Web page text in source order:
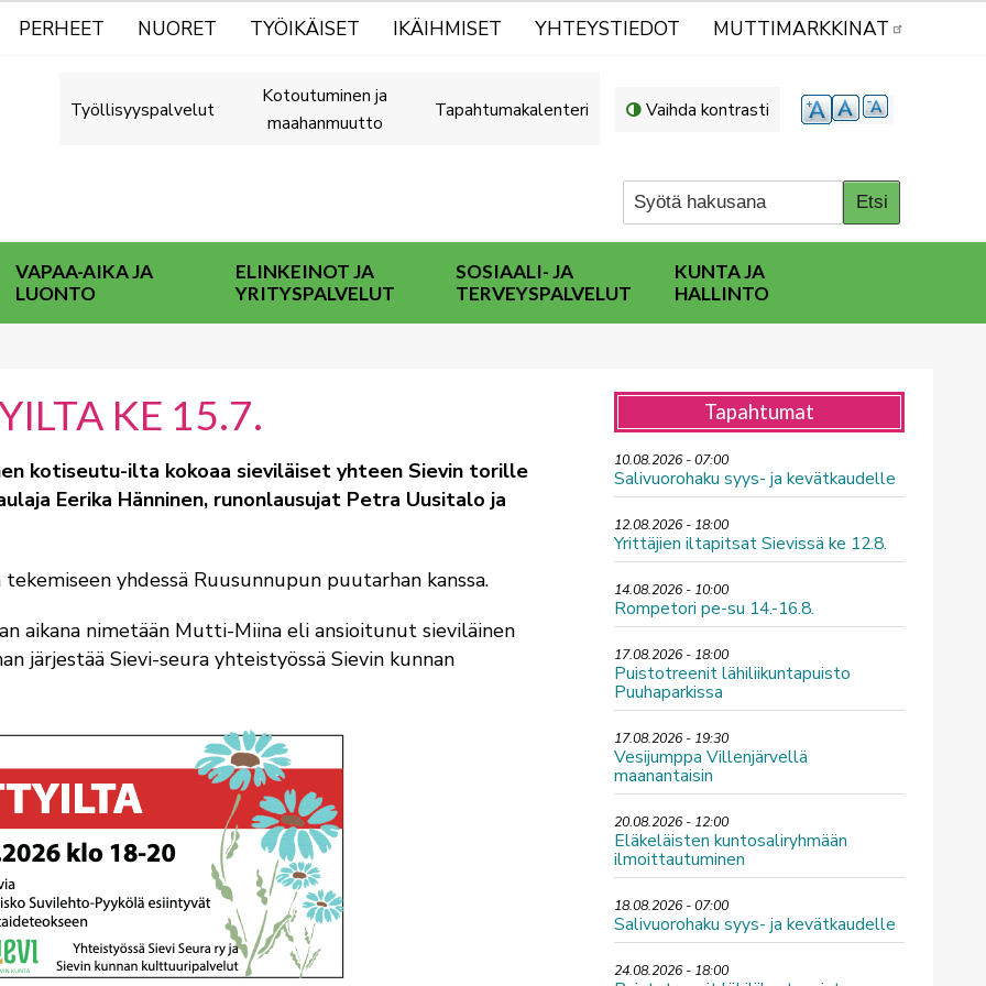
PERHEET NUORET TYÖIKÄISET IKÄIHMISET YHTEYSTIEDOT MUTTIMARKKINAT
Työllisyyspalvelut
Kotoutuminen ja
maahanmuutto
Tapahtumakalenteri Vaihda kontrasti
VAPAA-AIKA JA
LUONTO
ELINKEINOT JA
YRITYSPALVELUT
SOSIAALI- JA
TERVEYSPALVELUT
KUNTA JA
HALLINTO
KE 15.7.
kotiseutu-ilta kokoaa sieviläiset yhteen Sievin torille
Eerika Hänninen, runonlausujat Petra Uusitalo ja
yhdessä Ruusunnupun puutarhan kanssa.
aikana nimetään Mutti-Miina eli ansioitunut sieviläinen
järjestää Sievi-seura yhteistyössä Sievin kunnan
Tapahtumat
10.08.2026 - 07:00
Salivuorohaku syys- ja kevätkaudelle
12.08.2026 - 18:00
Yrittäjien iltapitsat Sievissä ke 12.8.
14.08.2026 - 10:00
Rompetori pe-su 14.-16.8.
17.08.2026 - 18:00
Puistotreenit lähiliikuntapuisto
Puuhaparkissa
17.08.2026 - 19:30
Vesijumppa Villenjärvellä
maanantaisin
20.08.2026 - 12:00
Eläkeläisten kuntosaliryhmään
ilmoittautuminen
18.08.2026 - 07:00
Salivuorohaku syys- ja kevätkaudelle
24.08.2026 - 18:00